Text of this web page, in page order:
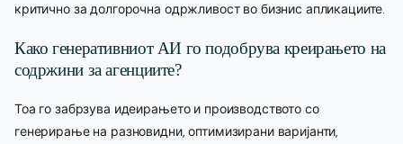
критично за долгорочна одржливост во бизнис апликациите.
Како генеративниот АИ го подобрува креирањето на
содржини за агенциите?
Тоа го забрзува идеирањето и производството со
генерирање на разновидни, оптимизирани варијанти,